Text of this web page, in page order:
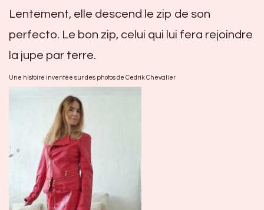
Lentement, elle descend le zip de son
perfecto. Le bon zip, celui qui lui fera rejoindre
la jupe par terre.
Une histoire inventée sur des photos de Cedrik Chevalier